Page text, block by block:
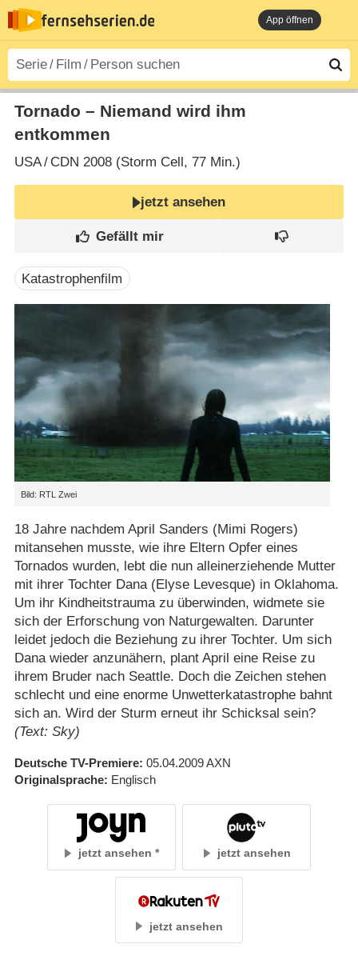
App öffnen
Tornado – Niemand wird ihm
entkommen
USA/ CDN 2008 (Storm Cell‎, 77 Min.)
jetzt ansehen
Katastrophenfilm
Bild: RTL Zwei
18 Jahre nachdem April Sanders (Mimi Rogers)
mitansehen musste, wie ihre Eltern Opfer eines
Tornados wurden, lebt die nun alleinerziehende Mutter
mit ihrer Tochter Dana (Elyse Levesque) in Oklahoma.
Um ihr Kindheitstrauma zu überwinden, widmete sie
sich der Erforschung von Naturgewalten. Darunter
leidet jedoch die Beziehung zu ihrer Tochter. Um sich
Dana wieder anzunähern, plant April eine Reise zu
ihrem Bruder nach Seattle. Doch die Zeichen stehen
schlecht und eine enorme Unwetterkatastrophe bahnt
sich an. Wird der Sturm erneut ihr Schicksal sein?
(Text: Sky)
Deutsche TV-Premiere 05.04.2009AXN
Originalsprache Englisch
jetzt ansehen jetzt ansehen
jetzt ansehen